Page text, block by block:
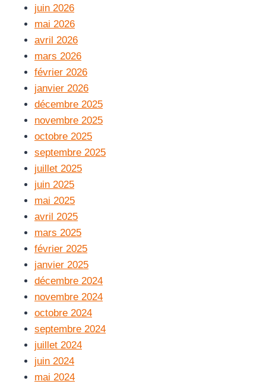
juin 2026
mai 2026
avril 2026
mars 2026
février 2026
janvier 2026
décembre 2025
novembre 2025
octobre 2025
septembre 2025
juillet 2025
juin 2025
mai 2025
avril 2025
mars 2025
février 2025
janvier 2025
décembre 2024
novembre 2024
octobre 2024
septembre 2024
juillet 2024
juin 2024
mai 2024